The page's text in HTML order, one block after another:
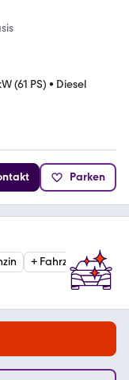
(61 PS) • Diesel
Parken
+ Fahrzeugzustand